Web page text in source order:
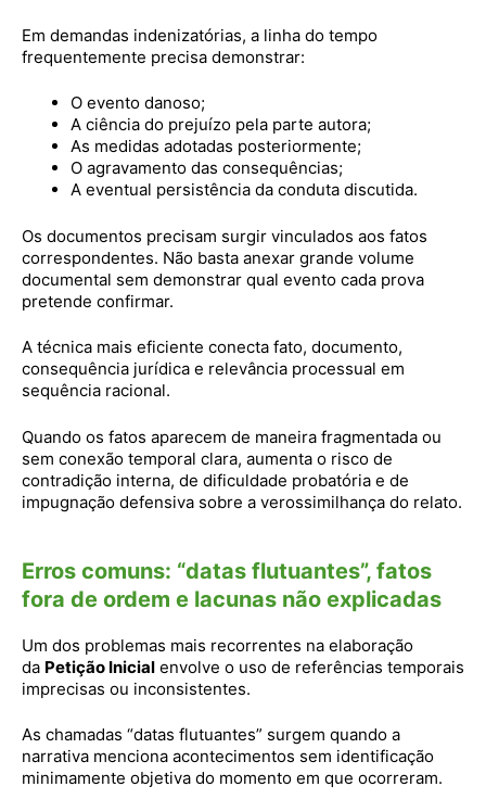
Em demandas indenizatórias, a linha do tempo
frequentemente precisa demonstrar:
O evento danoso;
A ciência do prejuízo pela parte autora;
As medidas adotadas posteriormente;
O agravamento das consequências;
A eventual persistência da conduta discutida.
Os documentos precisam surgir vinculados aos fatos
correspondentes. Não basta anexar grande volume
documental sem demonstrar qual evento cada prova
pretende confirmar.
A técnica mais eficiente conecta fato, documento,
consequência jurídica e relevância processual em
sequência racional.
Quando os fatos aparecem de maneira fragmentada ou
sem conexão temporal clara, aumenta o risco de
contradição interna, de dificuldade probatória e de
impugnação defensiva sobre a verossimilhança do relato.
Erros comuns: “datas flutuantes”, fatos
fora de ordem e lacunas não explicadas
Um dos problemas mais recorrentes na elaboração
da Petição Inicial envolve o uso de referências temporais
imprecisas ou inconsistentes.
As chamadas “datas flutuantes” surgem quando a
narrativa menciona acontecimentos sem identificação
minimamente objetiva do momento em que ocorreram.